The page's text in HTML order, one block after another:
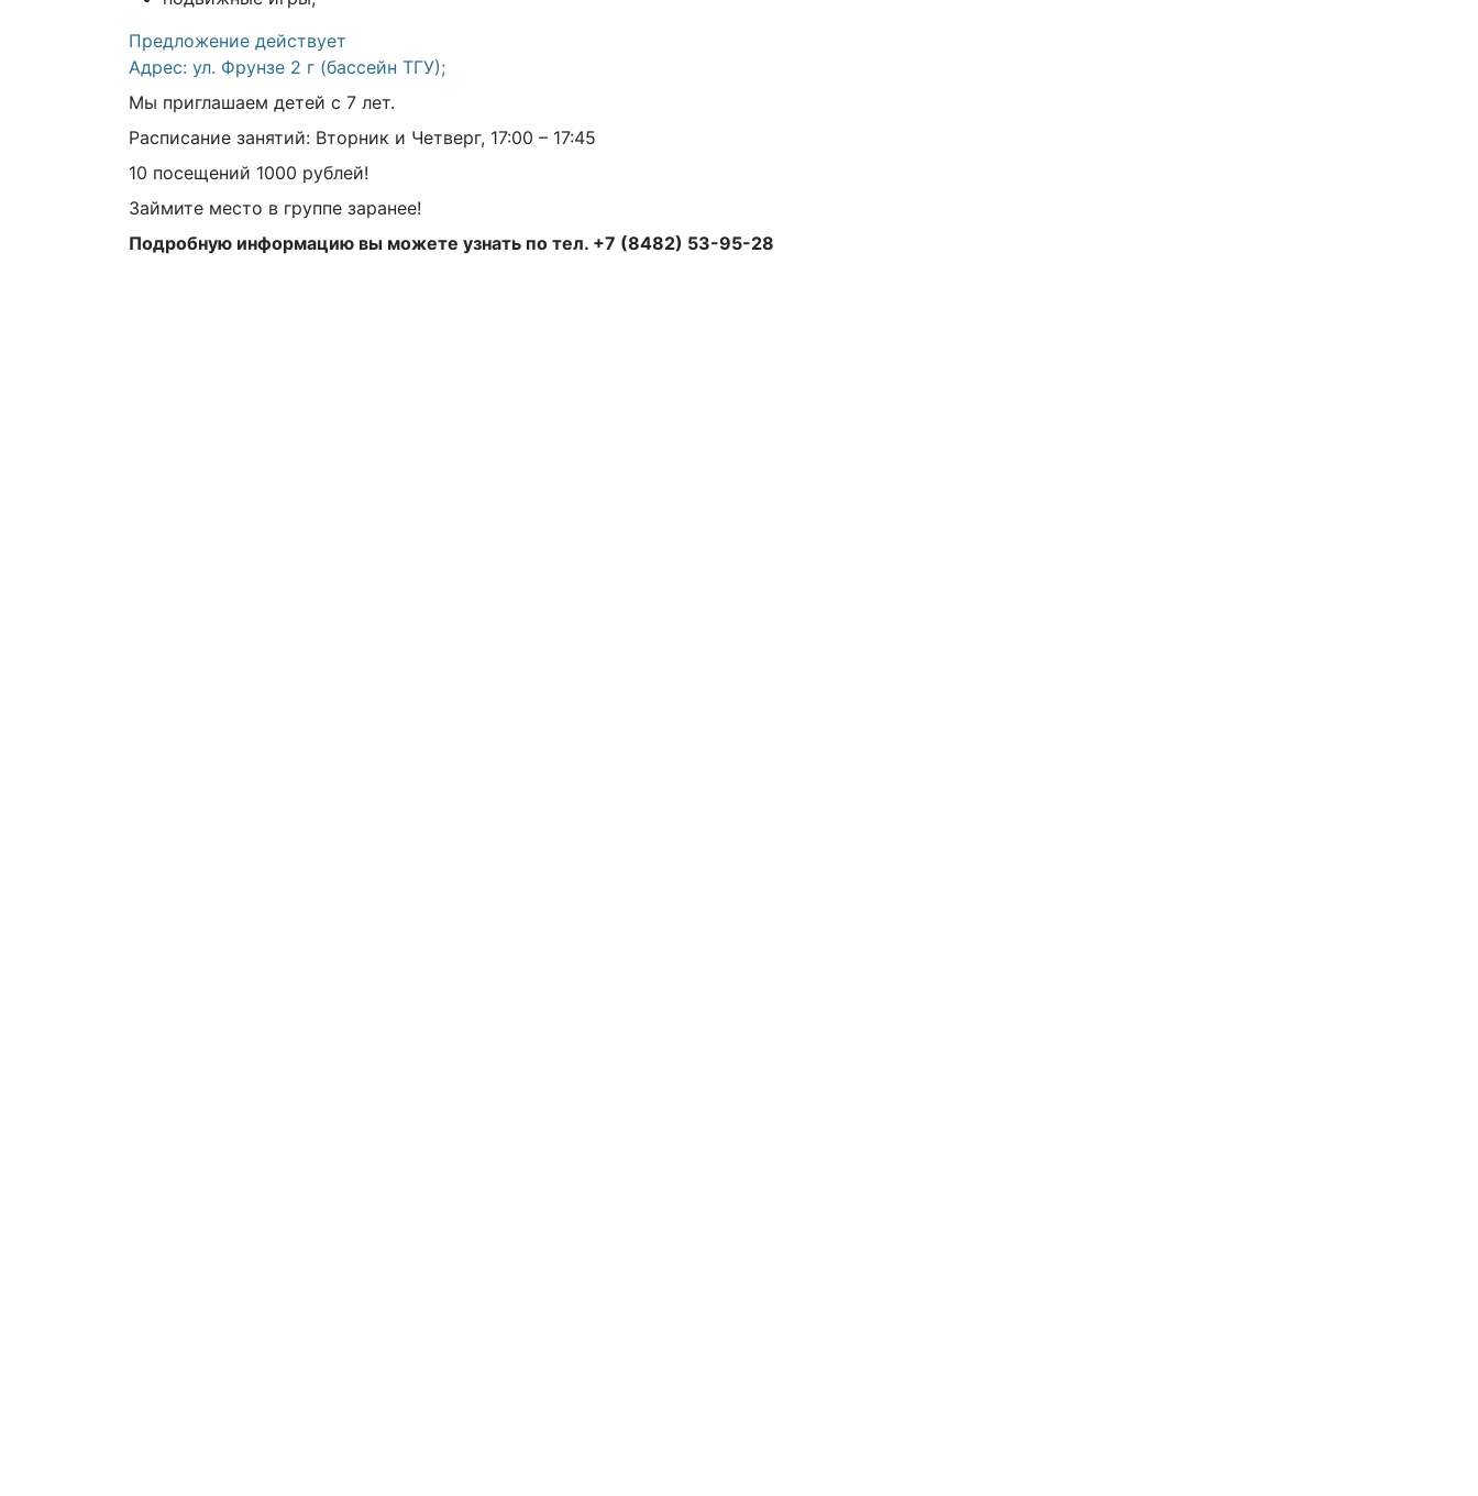
Предложение действует
Адрес: ул. Фрунзе 2 г (бассейн ТГУ);
Мы приглашаем детей с 7 лет.
Расписание занятий: Вторник и Четверг, 17:00 – 17:45
10 посещений 1000 рублей!
Займите место в группе заранее!
Подробную информацию вы можете узнать по тел. +7 (8482) 53-95-28